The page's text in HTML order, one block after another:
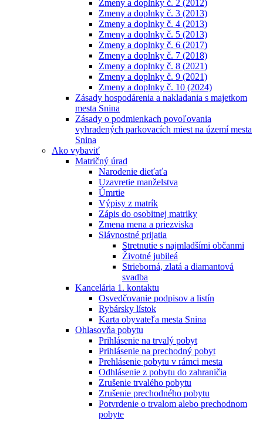
Zmeny a doplnky č. 2 (2012)
Zmeny a doplnky č. 3 (2013)
Zmeny a doplnky č. 4 (2013)
Zmeny a doplnky č. 5 (2013)
Zmeny a doplnky č. 6 (2017)
Zmeny a doplnky č. 7 (2018)
Zmeny a doplnky č. 8 (2021)
Zmeny a doplnky č. 9 (2021)
Zmeny a doplnky č. 10 (2024)
Zásady hospodárenia a nakladania s majetkom
mesta Snina
Zásady o podmienkach povoľovania
vyhradených parkovacích miest na území mesta
Snina
Ako vybaviť
Matričný úrad
Narodenie dieťaťa
Uzavretie manželstva
Úmrtie
Výpisy z matrík
Zápis do osobitnej matriky
Zmena mena a priezviska
Slávnostné prijatia
Stretnutie s najmladšími občanmi
Životné jubileá
Strieborná, zlatá a diamantová
svadba
Kancelária 1. kontaktu
Osvedčovanie podpisov a listín
Rybársky lístok
Karta obyvateľa mesta Snina
Ohlasovňa pobytu
Prihlásenie na trvalý pobyt
Prihlásenie na prechodný pobyt
Prehlásenie pobytu v rámci mesta
Odhlásenie z pobytu do zahraničia
Zrušenie trvalého pobytu
Zrušenie prechodného pobytu
Potvrdenie o trvalom alebo prechodnom
pobyte